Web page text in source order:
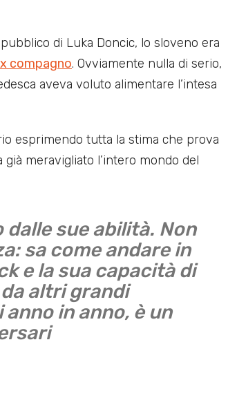
di Luka Doncic, lo sloveno era
compagno. Ovviamente nulla di serio,
aveva voluto alimentare l’intesa
esprimendo tutta la stima che prova
meravigliato l’intero mondo del
sue abilità. Non
sa come andare in
e la sua capacità di
altri grandi
in anno, è un